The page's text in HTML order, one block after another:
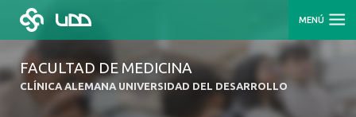
MENÚ
FACULTAD DE MEDICINA
CLÍNICA ALEMANA UNIVERSIDAD DEL DESARROLLO